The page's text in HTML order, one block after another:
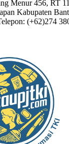
Menur 456, RT
Kabupaten
(+62)274